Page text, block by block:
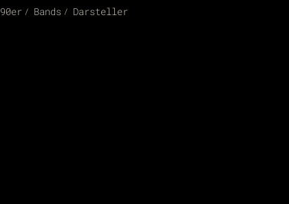
90er Bands Darsteller